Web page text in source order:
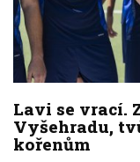
Lavi se vrací.
Vyšehradu,
kořenům